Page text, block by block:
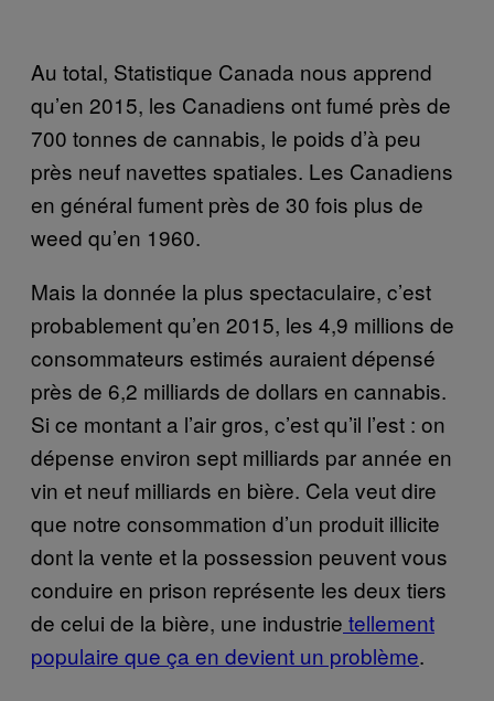
Au total, Statistique Canada nous apprend
qu’en 2015, les Canadiens ont fumé près de
700 tonnes de cannabis, le poids d’à peu
près neuf navettes spatiales. Les Canadiens
en général fument près de 30 fois plus de
weed qu’en 1960.
Mais la donnée la plus spectaculaire, c’est
probablement qu’en 2015, les 4,9 millions de
consommateurs estimés auraient dépensé
près de 6,2 milliards de dollars en cannabis.
Si ce montant a l’air gros, c’est qu’il l’est : on
dépense environ sept milliards par année en
vin et neuf milliards en bière. Cela veut dire
que notre consommation d’un produit illicite
dont la vente et la possession peuvent vous
conduire en prison représente les deux tiers
de celui de la bière, une industrie tellement
populaire que ça en devient un problème.